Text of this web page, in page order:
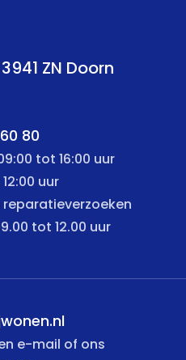
3941 ZN Doorn
80
tot 16:00 uur
uur
reparatieverzoeken
tot 12.00 uur
e-mail of ons